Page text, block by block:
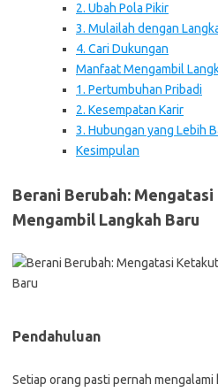
2. Ubah Pola Pikir
3. Mulailah dengan
4. Cari Dukungan
Manfaat Mengambil
1. Pertumbuhan Pribadi
2. Kesempatan Karir
3. Hubungan yang Lebih
Kesimpulan
Berani Berubah:
Mengambil Langkah Baru
Pendahuluan
Setiap orang pasti pernah